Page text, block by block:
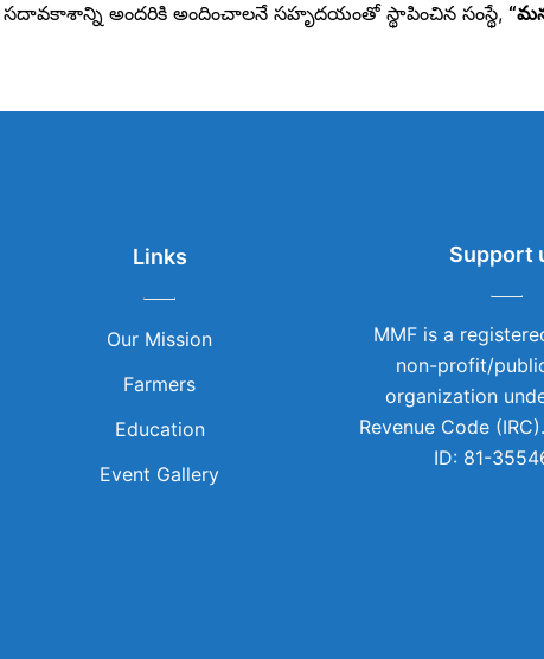
అందరికి అందించాలనే సహృదయంతో స్థాపించిన సంస్థే,
Links
Our Mission
Farmers
Education
Event Gallery
Support
MMF is a
non-profit/
organization
Revenue Code
ID: 81-